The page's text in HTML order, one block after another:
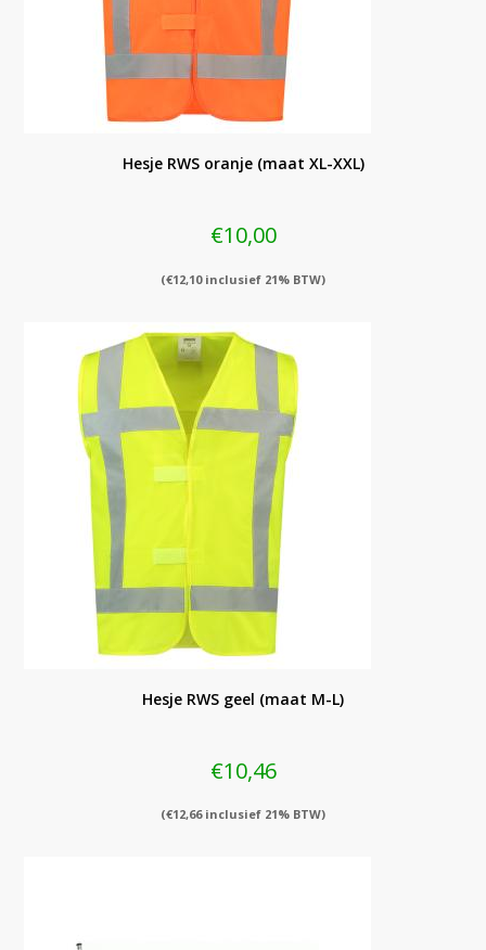
Hesje RWS oranje (maat XL-XXL)
€10,00
(€12,10inclusief 21% BTW)
Hesje RWS geel (maat M-L)
€10,46
(€12,66inclusief 21% BTW)